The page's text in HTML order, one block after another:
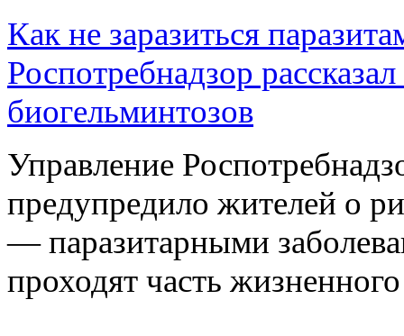
Как не заразиться
Роспотребнадзор
биогельминтозов
Управление
предупредило жителей о
— паразитарными
проходят часть